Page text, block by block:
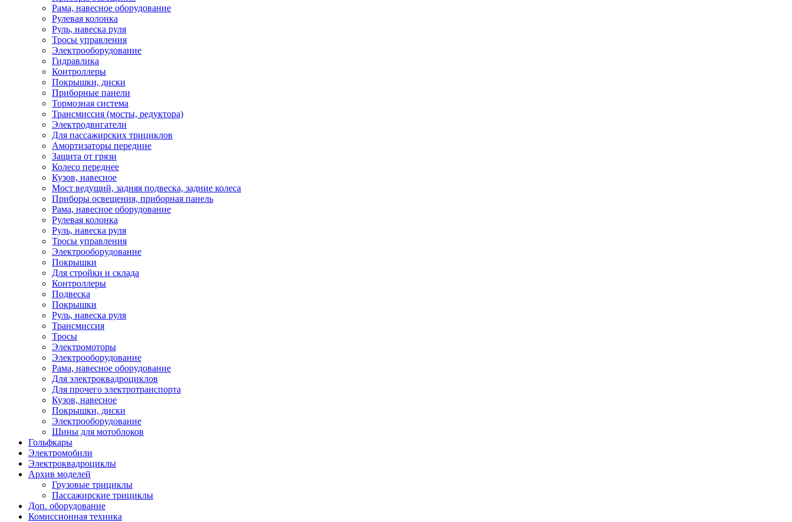
Рама, навесное оборудование
Рулевая колонка
Руль, навеска руля
Тросы управления
Электрооборудование
Гидравлика
Контроллеры
Покрышки, диски
Приборные панели
Тормозная система
Трансмиссия (мосты, редуктора)
Электродвигатели
Для пассажирских трициклов
Амортизаторы передние
Защита от грязи
Колесо переднее
Кузов, навесное
Мост ведущий, задняя подвеска, задние колеса
Приборы освещения, приборная панель
Рама, навесное оборудование
Рулевая колонка
Руль, навеска руля
Тросы управления
Электрооборудование
Покрышки
Для стройки и склада
Контроллеры
Подвеска
Покрышки
Руль, навеска руля
Трансмиссия
Тросы
Электромоторы
Электрооборудование
Рама, навесное оборудование
Для электроквадроциклов
Для прочего электротранспорта
Кузов, навесное
Покрышки, диски
Электрооборудование
Шины для мотоблоков
Гольфкары
Электромобили
Электроквадроциклы
Архив моделей
Грузовые трициклы
Пассажирские трициклы
Доп. оборудование
Комиссионная техника